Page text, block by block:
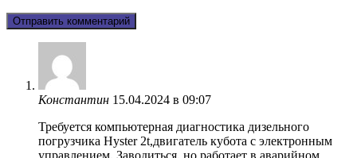
Константин 15.04.2024 в 09:07
Требуется компьютерная диагностика дизельного
погрузчика Hyster 2t,двигатель кубота с электронным
управлением. Заводиться, но работает в аварийном